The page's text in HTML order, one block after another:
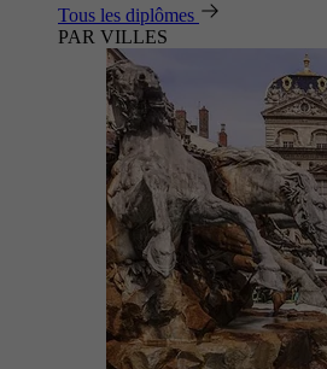
Tous les diplômes
PAR VILLES